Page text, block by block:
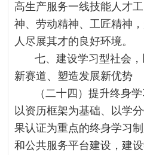
高生产服务一线技能人才
神、劳动精神、工匠精神
人尽展其才的良好环境。
七、建设学习型社会
新赛道、塑造发展新优势
（二十四）提升终身
以资历框架为基础、以学
果认证为重点的终身学习
和公共服务平台建设，建